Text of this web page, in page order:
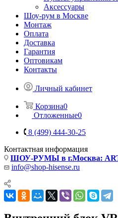
Аксессуары
Шоу-рум в Москве
Монтаж
Оплата
Доставка
Гарантия
Оптовикам
Контакты
Личный кабинет
Корзина0
Отложенные0
8 (499) 444-30-25
Контактная информация
ШОУ-РУМЫ в г.Москва:
info@shop-hisense.ru